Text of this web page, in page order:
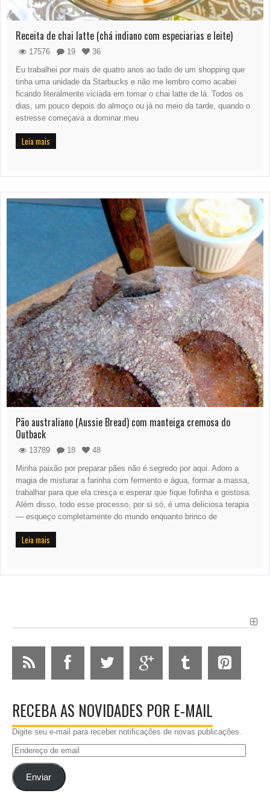
Receita de chai latte (chá indiano com especiarias e leite)
17576 19
36
Eu trabalhei por mais de quatro anos ao lado de um shopping que
tinha uma unidade da Starbucks e não me lembro como acabei
ficando literalmente viciada em tomar o chai latte de lá. Todos os
dias, um pouco depois do almoço ou já no meio da tarde, quando o
estresse começava a dominar meu
Leia mais
Pão australiano (Aussie Bread) com manteiga cremosa do
Outback
13789 18
48
Minha paixão por preparar pães não é segredo por aqui. Adoro a
magia de misturar a farinha com fermento e água, formar a massa,
trabalhar para que ela cresça e esperar que fique fofinha e gostosa.
Além disso, todo esse processo, por si só, é uma deliciosa terapia
— esqueço completamente do mundo enquanto brinco de
Leia mais
RECEBA AS NOVIDADES POR E-MAIL
Digite seu e-mail para receber notificações de novas publicações.
Endereço
emailEnviar